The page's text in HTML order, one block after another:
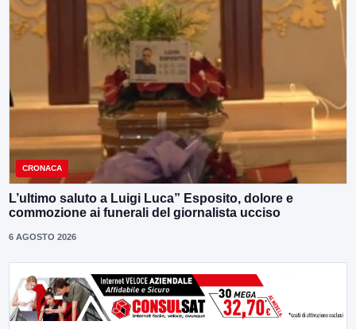
CRONACA
L’ultimo saluto a Luigi Luca” Esposito, dolore e
commozione ai funerali del giornalista ucciso
6 AGOSTO 2026